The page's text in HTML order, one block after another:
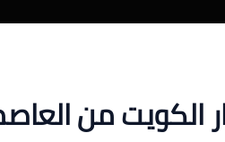
الكويت من